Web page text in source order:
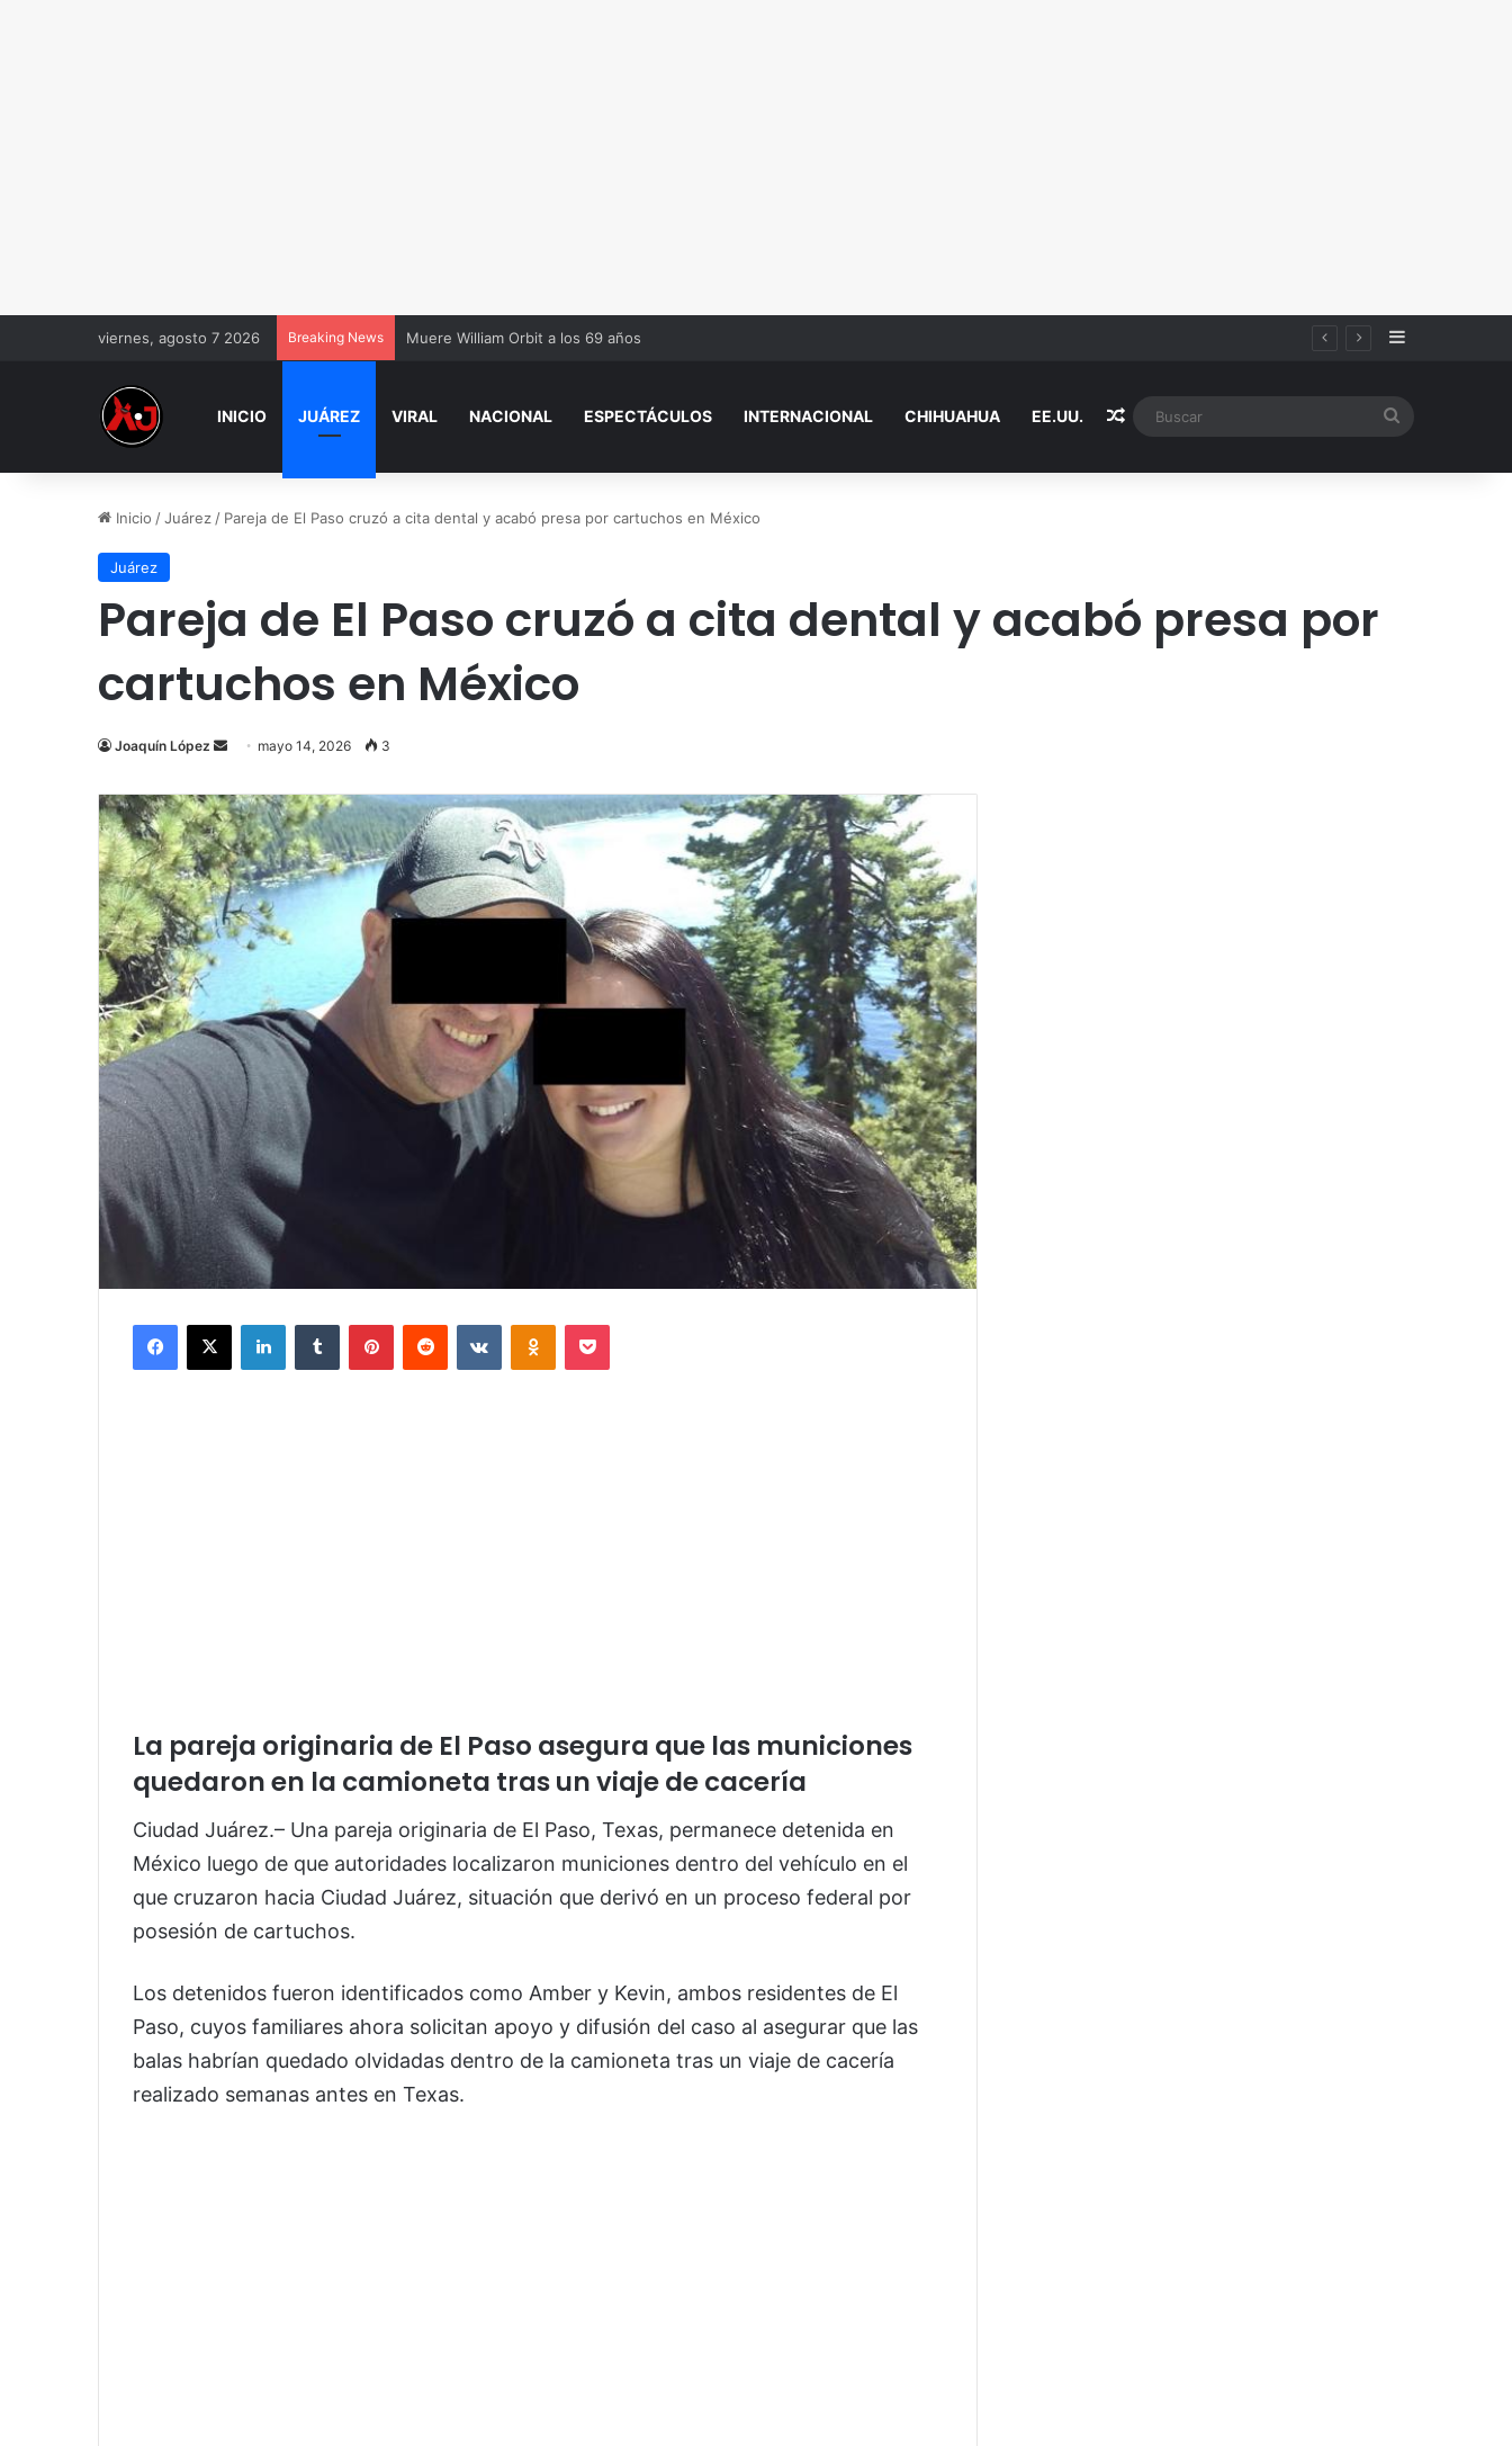
viernes, agosto 7 2026 Breaking News Muere William Orbit a los 69 años Sidebar
INICIO JUÁREZ VIRAL NACIONAL ESPECTÁCULOS INTERNACIONAL CHIHUAHUA EE.UU. Random Article
Inicio /Juárez / Pareja de El Paso cruzó a cita dental y acabó presa por cartuchos en México
Juárez
Pareja de El Paso cruzó a cita dental y acabó presa por
cartuchos en México
Joaquín López
Send
email
mayo 14, 2026 3
Facebook
X LinkedInTumblr PinterestReddit VKontakteOdnoklassniki
Pocket
La pareja originaria de El Paso asegura que las municiones
quedaron en la camioneta tras un viaje de cacería
Ciudad Juárez.– Una pareja originaria de El Paso, Texas, permanece detenida en
México luego de que autoridades localizaron municiones dentro del vehículo en el
que cruzaron hacia Ciudad Juárez, situación que derivó en un proceso federal por
posesión de cartuchos.
Los detenidos fueron identificados como Amber y Kevin, ambos residentes de El
Paso, cuyos familiares ahora solicitan apoyo y difusión del caso al asegurar que las
balas habrían quedado olvidadas dentro de la camioneta tras un viaje de cacería
realizado semanas antes en Texas.